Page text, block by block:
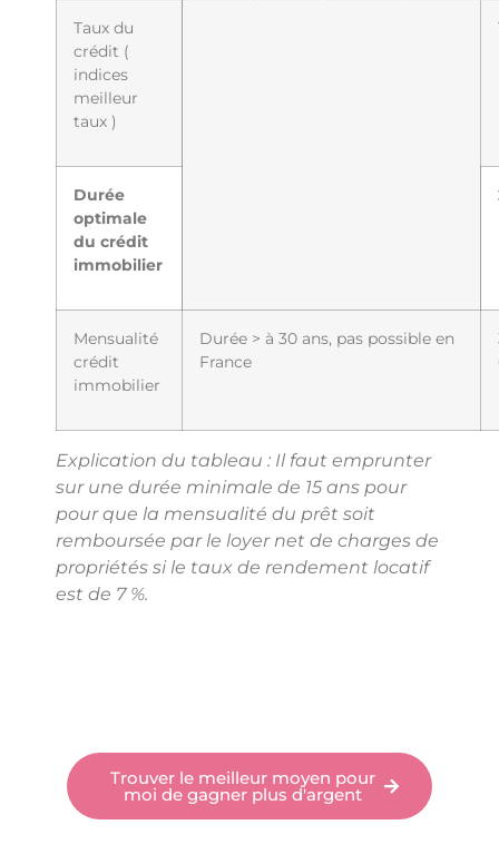
Taux du
crédit (
indices
meilleur
taux )
Durée
optimale
du crédit
immobilier
Mensualité
crédit
immobilier
Durée > à 30 ans, pas possible en
France
Explication du tableau : Il faut emprunter
sur une durée minimale de 15 ans pour
pour que la mensualité du prêt soit
remboursée par le loyer net de charges de
propriétés si le taux de rendement locatif
est de 7 %.
Trouver le meilleur moyen pour
moi de gagner plus d'argent